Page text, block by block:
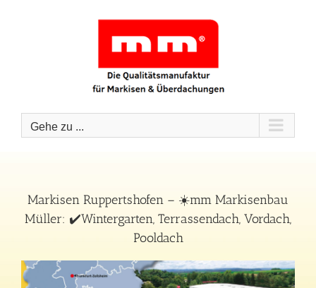
Gehe zu ...
Markisen Ruppertshofen – ☀️mm Markisenbau
Müller: ✔️Wintergarten, Terrassendach, Vordach,
Pooldach